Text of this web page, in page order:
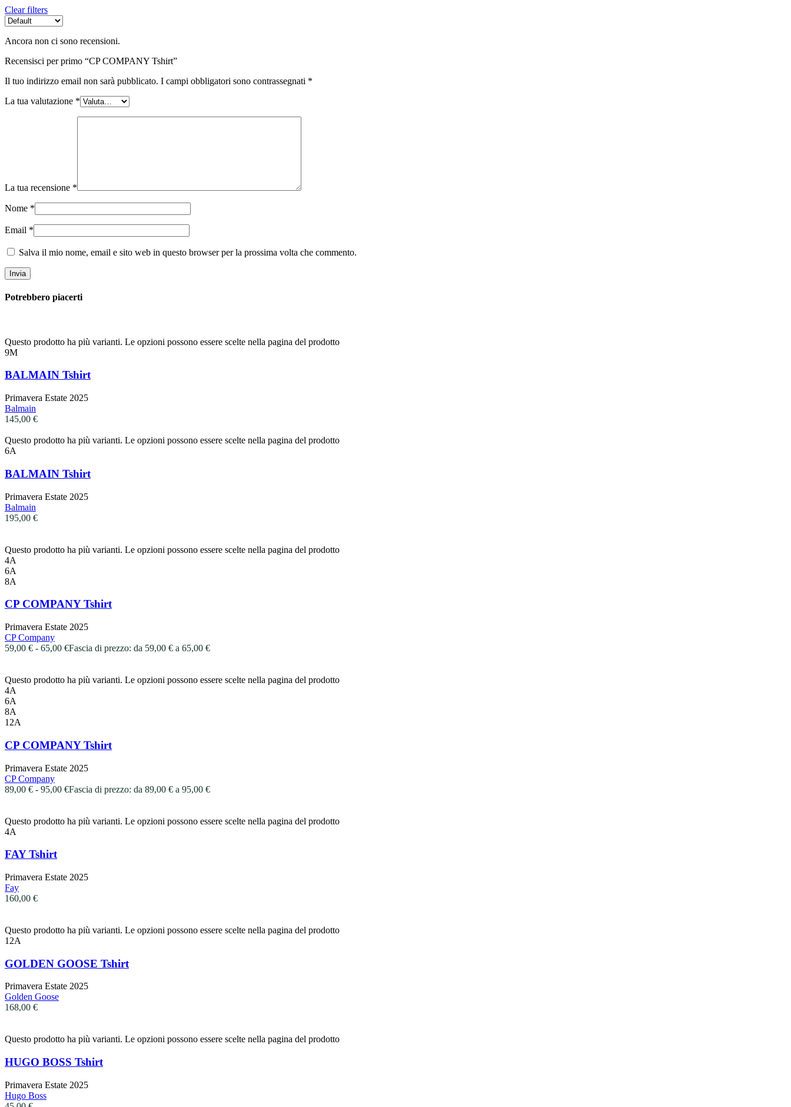
Clear filters
Ancora non ci sono recensioni.
Recensisci per primo “CP COMPANY Tshirt”
Il tuo indirizzo email non sarà pubblicato. I campi obbligatori sono contrassegnati *
La tua valutazione *
La tua recensione *
Nome *
Email *
Salva il mio nome, email e sito web in questo browser per la prossima volta che commento.
Potrebbero piacerti
Questo prodotto ha più varianti. Le opzioni possono essere scelte nella pagina del prodotto
9M
BALMAIN Tshirt
Primavera Estate 2025
Balmain
145,00 €
Questo prodotto ha più varianti. Le opzioni possono essere scelte nella pagina del prodotto
6A
BALMAIN Tshirt
Primavera Estate 2025
Balmain
195,00 €
Questo prodotto ha più varianti. Le opzioni possono essere scelte nella pagina del prodotto
4A
6A
8A
CP COMPANY Tshirt
Primavera Estate 2025
CP Company
59,00 € - 65,00 €Fascia di prezzo: da 59,00 € a 65,00 €
Questo prodotto ha più varianti. Le opzioni possono essere scelte nella pagina del prodotto
4A
6A
8A
12A
CP COMPANY Tshirt
Primavera Estate 2025
CP Company
89,00 € - 95,00 €Fascia di prezzo: da 89,00 € a 95,00 €
Questo prodotto ha più varianti. Le opzioni possono essere scelte nella pagina del prodotto
4A
FAY Tshirt
Primavera Estate 2025
Fay
160,00 €
Questo prodotto ha più varianti. Le opzioni possono essere scelte nella pagina del prodotto
12A
GOLDEN GOOSE Tshirt
Primavera Estate 2025
Golden Goose
168,00 €
Questo prodotto ha più varianti. Le opzioni possono essere scelte nella pagina del prodotto
HUGO BOSS Tshirt
Primavera Estate 2025
Hugo Boss